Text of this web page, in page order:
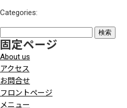
Categories:
索:
固定ページ
About us
アクセス
お問合せ
フロントページ
メニュー